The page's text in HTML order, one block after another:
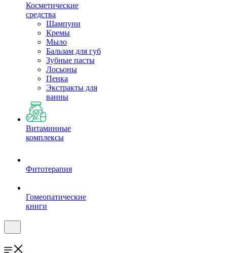
Косметические
средства
Шампуни
Кремы
Мыло
Бальзам для губ
Зубные пасты
Лосьоны
Пенка
Экстракты для
ванны
Витаминные
комплексы
Фитотерапия
Гомеопатические
книги